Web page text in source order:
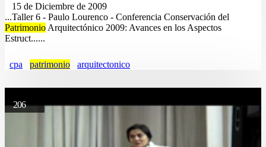
15 de Diciembre de 2009
...Taller 6 - Paulo Lourenco - Conferencia Conservación del
Patrimonio Arquitectónico 2009: Avances en los Aspectos
Estruct......
cpa patrimonio arquitectonico
206